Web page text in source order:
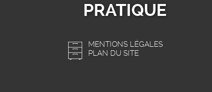
PRATIQUE
MENTIONS LÉGALES
PLAN DU SITE